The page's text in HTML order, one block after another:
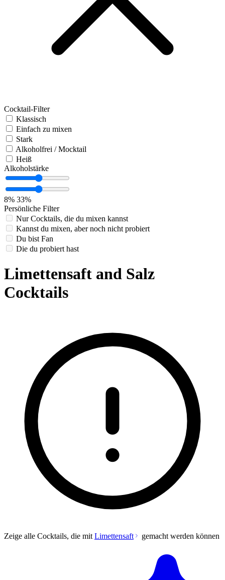
Cocktail-Filter
Klassisch
Einfach zu mixen
Stark
Alkoholfrei / Mocktail
Heiß
Alkoholstärke
8% 33%
Persönliche Filter
Nur Cocktails, die du mixen kannst
Kannst du mixen, aber noch nicht probiert
Du bist Fan
Die du probiert hast
Limettensaft and Salz
Cocktails
Zeige alle Cocktails, die mit Limettensaft gemacht werden können